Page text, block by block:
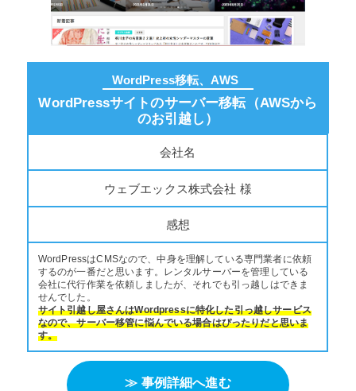
WordPress移転、AWS
WordPressサイトのサーバー移転（AWSから
のお引越し）
会社名
ウェブエックス株式会社 様
感想
WordPressはCMSなので、中身を理解している専門業者に依頼
するのが一番だと思います。レンタルサーバーを管理している
会社に代行作業を依頼しましたが、それでも引っ越しはできま
せんでした。
サイト引越し屋さんはWordpressに特化した引っ越しサービス
なので、サーバー移管に悩んでいる場合はぴったりだと思いま
す。
≫ 事例詳細へ進む